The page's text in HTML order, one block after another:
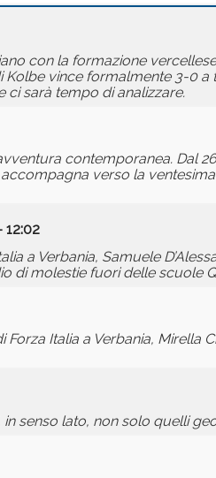
con la formazione
vince formalmente 3-0 a
sarà tempo di analizzare.
contemporanea. Dal
verso la
12:02
a Verbania, Samuele
di molestie fuori delle scuole
Italia a Verbania, Mirella
senso lato, non solo quelli